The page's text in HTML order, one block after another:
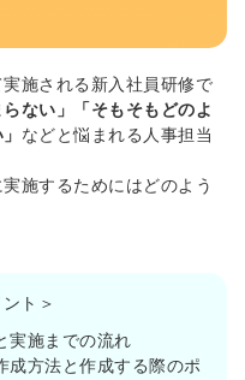
施される新入社員研修で
ない」「そもそもどのよ
などと悩まれる人事担当
施するためにはどのよう
ト＞
実施までの流れ
成方法と作成する際のポ